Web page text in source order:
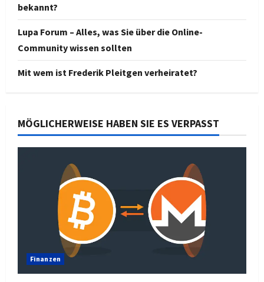
bekannt?
Lupa Forum – Alles, was Sie über die Online-
Community wissen sollten
Mit wem ist Frederik Pleitgen verheiratet?
MÖGLICHERWEISE HABEN SIE ES VERPASST
Finanzen